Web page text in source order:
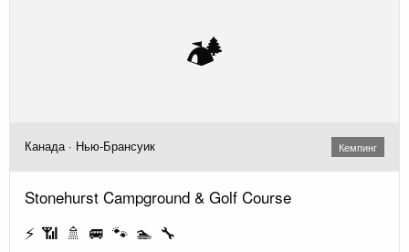
🏕️
Канада · Нью-Брансуик Кемпинг
Stonehurst Campground & Golf Course
⚡ 📶 🚿 🚐 🐾 🏊 🔧